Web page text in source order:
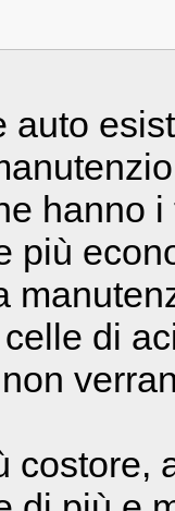
auto
hanno
più
di
costore,